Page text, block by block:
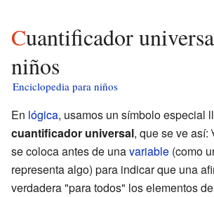
Cuantificador universal para
niños
Enciclopedia para niños
En lógica, usamos un símbolo especial
cuantificador universal, que se ve así:
se coloca antes de unavariable (como
representa algo) para indicar que una
verdadera "para todos" los elementos